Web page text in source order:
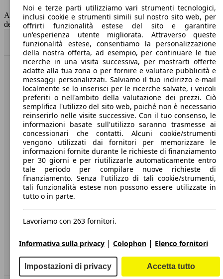
Capacità del serbatoio
53 l
AutoScout24 non si assume alcuna responsabilità per la correttezza
dei dati.
Torna su
Benvenuti su AutoScout24, il mercato auto europeo.
Società
A proposito di AutoScout24
Stampa
Media
Condizioni generali
Informazioni
Privacy
Dichiarazione di Accessibilità
Servizi
Area rivenditori
Noi e terze parti utilizziamo vari strumenti tecnologici,
inclusi cookie e strumenti simili sul nostro sito web, per
offrirti funzionalità estese del sito e garantire
un'esperienza utente migliorata. Attraverso queste
funzionalità estese, consentiamo la personalizzazione
della nostra offerta, ad esempio, per continuare le tue
ricerche in una visita successiva, per mostrarti offerte
adatte alla tua zona o per fornire e valutare pubblicità e
messaggi personalizzati. Salviamo il tuo indirizzo e-mail
localmente se lo inserisci per le ricerche salvate, i veicoli
preferiti o nell'ambito della valutazione dei prezzi. Ciò
semplifica l'utilizzo del sito web, poiché non è necessario
reinserirlo nelle visite successive. Con il tuo consenso, le
informazioni basate sull'utilizzo saranno trasmesse ai
concessionari che contatti. Alcuni cookie/strumenti
vengono utilizzati dai fornitori per memorizzare le
informazioni fornite durante le richieste di finanziamento
per 30 giorni e per riutilizzarle automaticamente entro
tale periodo per compilare nuove richieste di
finanziamento. Senza l'utilizzo di tali cookie/strumenti,
tali funzionalità estese non possono essere utilizzate in
tutto o in parte.
Lavoriamo con 263 fornitori.
Informativa sulla privacy | Colophon | Elenco fornitori
Impostazioni di privacy Accetta tutto